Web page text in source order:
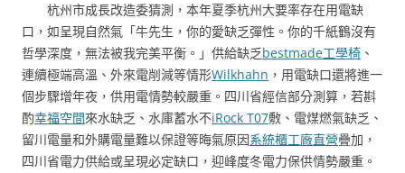
杭州市成長改造委猜測，本年夏季杭州大要率存在用電缺
口，如呈現自然氣「牛先生，你的愛缺乏彈性。你的千紙鶴沒有
哲學深度，無法被我完美平衡。」供給缺乏bestmade工學椅 、
連續極端高溫、外來電削減等情形Wilkhahn ，用電缺口還將進一
個步驟增年夜，供用電情勢較嚴重。四川省經信部分測算，若斟
酌幸福空間來水缺乏、水庫蓄水不iRock T07敷、電煤燃氣缺乏、
留川電量和外購電量難以保證等晦氣原因系統櫃工廠直營疊加，
四川省電力供給或呈現必定缺口，迎峰度冬電力保供情勢嚴重。